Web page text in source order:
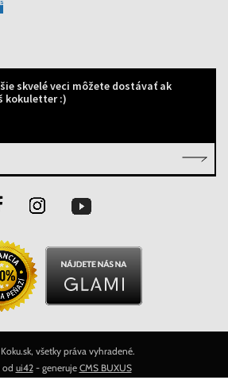
skvelé veci môžete dostávať ak
kokuletter :)
všetky práva vyhradené.
od ui42- generuje CMS BUXUS